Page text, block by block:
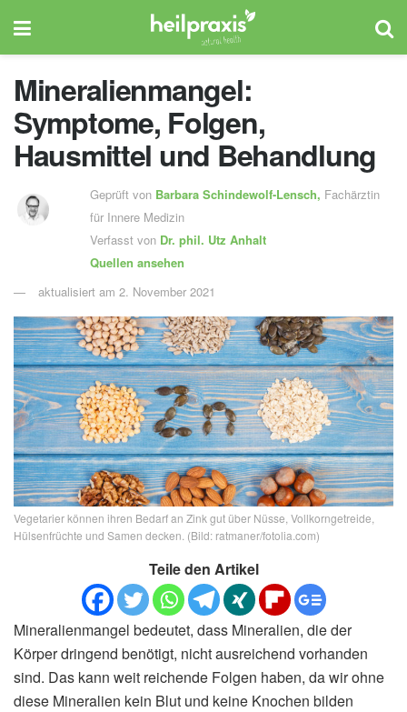
Mineralienmangel:
Symptome, Folgen,
Hausmittel und Behandlung
Geprüft von Barbara Schindewolf-Lensch, Fachärztin
für Innere Medizin
Verfasst von Dr. phil. Utz Anhalt
Quellen ansehen
aktualisiert am 2. November 2021
Vegetarier können ihren Bedarf an Zink gut über Nüsse, Vollkorngetreide,
Hülsenfrüchte und Samen decken. (Bild: ratmaner/fotolia.com)
Teile den Artikel
Mineralienmangel bedeutet, dass Mineralien, die der
Körper dringend benötigt, nicht ausreichend vorhanden
sind. Das kann weit reichende Folgen haben, da wir ohne
diese Mineralien kein Blut und keine Knochen bilden